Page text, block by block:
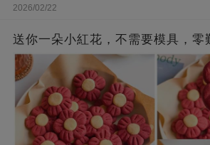
2026/02/22
送你一朵小紅花，不需要模具，零